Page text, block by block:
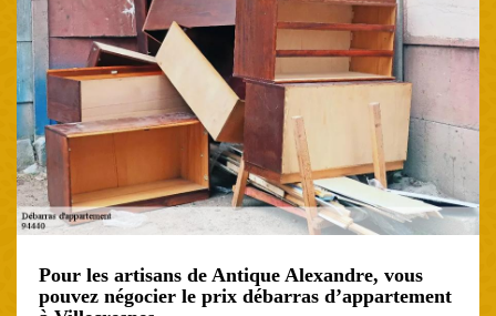
Pour les artisans de Antique Alexandre, vous
pouvez négocier le prix débarras d’appartement